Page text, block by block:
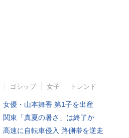
ゴシップ 女子 トレンド
女優・山本舞香 第1子を出産
関東「真夏の暑さ」は終了か
高速に自転車侵入 路側帯を逆走